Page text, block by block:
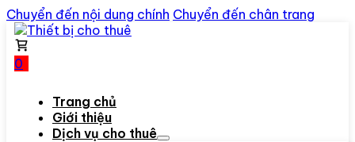
Chuyển đến nội dung chính Chuyển đến chân trang
0
Trang chủ
Giới thiệu
Dịch vụ cho thuê